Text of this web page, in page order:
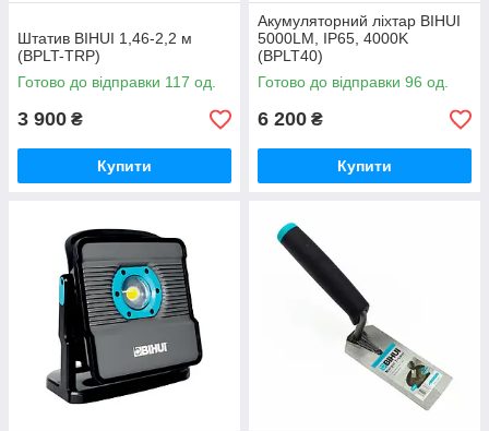
Штатив BIHUI 1,46-2,2 м
(BPLT-TRP)
Готово до відправки 117 од.
3 900 ₴
Купити
Акумуляторний ліхтар BIHUI
5000LM, IP65, 4000K
(BPLT40)
Готово до відправки 96 од.
6 200 ₴
Купити